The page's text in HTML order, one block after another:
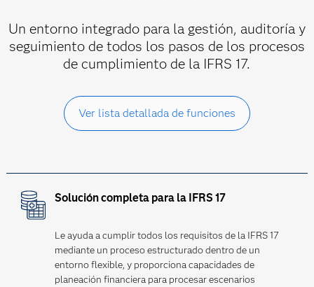
Un entorno integrado para la gestión, auditoría y
seguimiento de todos los pasos de los procesos
de cumplimiento de la IFRS 17.
Ver lista detallada de funciones
Solución completa para la IFRS 17
Le ayuda a cumplir todos los requisitos de la IFRS 17
mediante un proceso estructurado dentro de un
entorno flexible, y proporciona capacidades de
planeación financiera para procesar escenarios